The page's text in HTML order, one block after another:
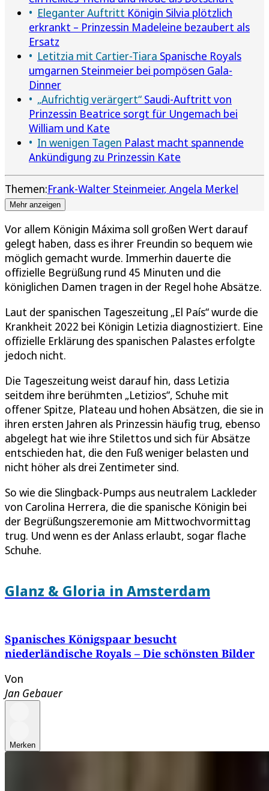
Eleganter Auftritt Königin Silvia plötzlich
erkrankt – Prinzessin Madeleine bezaubert als
Ersatz
Letitzia mit Cartier-Tiara Spanische Royals
umgarnen Steinmeier bei pompösen Gala-
Dinner
„Aufrichtig verärgert“ Saudi-Auftritt von
Prinzessin Beatrice sorgt für Ungemach bei
William und Kate
In wenigen Tagen Palast macht spannende
Ankündigung zu Prinzessin Kate
Themen:Frank-Walter Steinmeier Angela Merkel
Mehr anzeigen
Vor allem Königin Máxima soll großen Wert darauf
gelegt haben, dass es ihrer Freundin so bequem wie
möglich gemacht wurde. Immerhin dauerte die
offizielle Begrüßung rund 45 Minuten und die
königlichen Damen tragen in der Regel hohe Absätze.
Laut der spanischen Tageszeitung „El País“ wurde die
Krankheit 2022 bei Königin Letizia diagnostiziert. Eine
offizielle Erklärung des spanischen Palastes erfolgte
jedoch nicht.
Die Tageszeitung weist darauf hin, dass Letizia
seitdem ihre berühmten „Letizios“, Schuhe mit
offener Spitze, Plateau und hohen Absätzen, die sie in
ihren ersten Jahren als Prinzessin häufig trug, ebenso
abgelegt hat wie ihre Stilettos und sich für Absätze
entschieden hat, die den Fuß weniger belasten und
nicht höher als drei Zentimeter sind.
So wie die Slingback-Pumps aus neutralem Lackleder
von Carolina Herrera, die die spanische Königin bei
der Begrüßungszeremonie am Mittwochvormittag
trug. Und wenn es der Anlass erlaubt, sogar flache
Schuhe.
Glanz & Gloria in Amsterdam
Spanisches Königspaar besucht
niederländische Royals – Die schönsten Bilder
Von
Jan Gebauer
Merken